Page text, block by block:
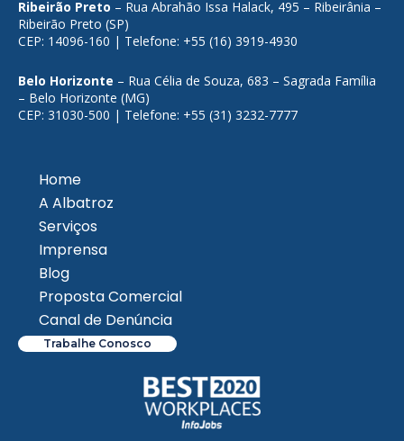
Home
A Albatroz
Serviços
Imprensa
Blog
Proposta Comercial
Canal de Denúncia
Trabalhe Conosco
Ribeirão Preto – Rua Abrahão Issa Halack, 495 – Ribeirânia –
Ribeirão Preto (SP)
CEP: 14096-160 | Telefone: +55 (16) 3919-4930
Belo Horizonte – Rua Célia de Souza, 683 – Sagrada Família
– Belo Horizonte (MG)
CEP: 31030-500 | Telefone: +55 (31) 3232-7777